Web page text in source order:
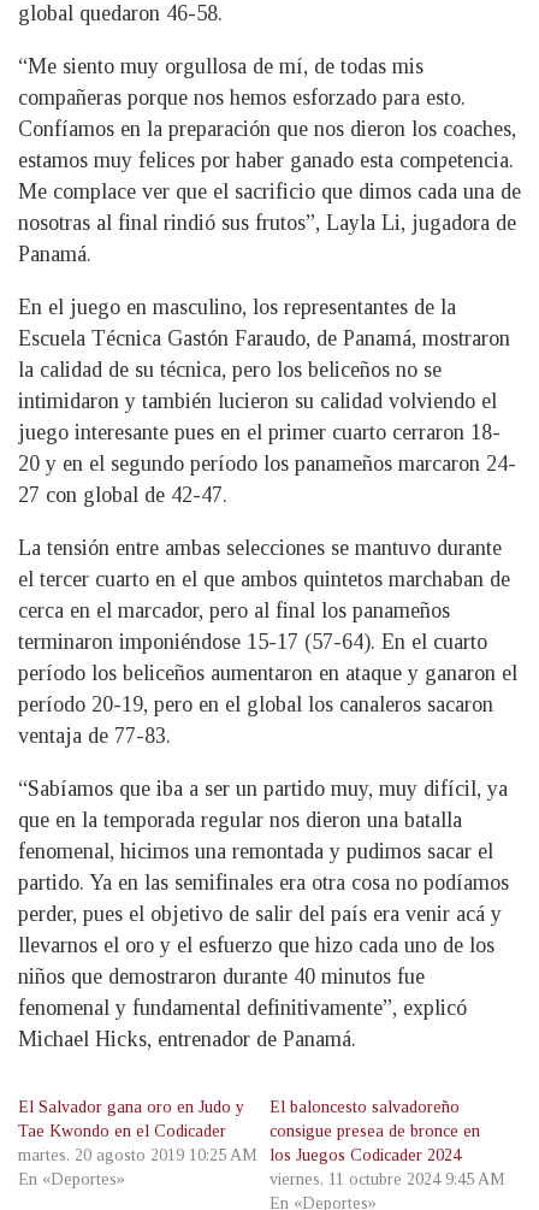
global quedaron 46-58.
“Me siento muy orgullosa de mí, de todas mis
compañeras porque nos hemos esforzado para esto.
Confíamos en la preparación que nos dieron los coaches,
estamos muy felices por haber ganado esta competencia.
Me complace ver que el sacrificio que dimos cada una de
nosotras al final rindió sus frutos”, Layla Li, jugadora de
Panamá.
En el juego en masculino, los representantes de la
Escuela Técnica Gastón Faraudo, de Panamá, mostraron
la calidad de su técnica, pero los beliceños no se
intimidaron y también lucieron su calidad volviendo el
juego interesante pues en el primer cuarto cerraron 18-
20 y en el segundo período los panameños marcaron 24-
27 con global de 42-47.
La tensión entre ambas selecciones se mantuvo durante
el tercer cuarto en el que ambos quintetos marchaban de
cerca en el marcador, pero al final los panameños
terminaron imponiéndose 15-17 (57-64). En el cuarto
período los beliceños aumentaron en ataque y ganaron el
período 20-19, pero en el global los canaleros sacaron
ventaja de 77-83.
“Sabíamos que iba a ser un partido muy, muy difícil, ya
que en la temporada regular nos dieron una batalla
fenomenal, hicimos una remontada y pudimos sacar el
partido. Ya en las semifinales era otra cosa no podíamos
perder, pues el objetivo de salir del país era venir acá y
llevarnos el oro y el esfuerzo que hizo cada uno de los
niños que demostraron durante 40 minutos fue
fenomenal y fundamental definitivamente”, explicó
Michael Hicks, entrenador de Panamá.
El Salvador gana oro en Judo y
Tae Kwondo en el Codicader
martes, 20 agosto 2019 10:25 AM
En «Deportes»
El baloncesto salvadoreño
consigue presea de bronce en
los Juegos Codicader 2024
viernes, 11 octubre 2024 9:45 AM
En «Deportes»